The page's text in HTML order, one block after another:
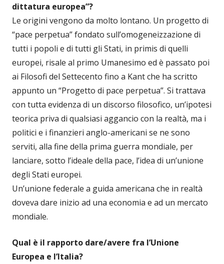
dittatura europea”?
Le origini vengono da molto lontano. Un progetto di
“pace perpetua” fondato sull’omogeneizzazione di
tutti i popoli e di tutti gli Stati, in primis di quelli
europei, risale al primo Umanesimo ed è passato poi
ai Filosofi del Settecento fino a Kant che ha scritto
appunto un “Progetto di pace perpetua”. Si trattava
con tutta evidenza di un discorso filosofico, un’ipotesi
teorica priva di qualsiasi aggancio con la realtà, ma i
politici e i finanzieri anglo-americani se ne sono
serviti, alla fine della prima guerra mondiale, per
lanciare, sotto l’ideale della pace, l’idea di un’unione
degli Stati europei.
Un’unione federale a guida americana che in realtà
doveva dare inizio ad una economia e ad un mercato
mondiale.
Qual è il rapporto dare/avere fra l’Unione
Europea e l’Italia?